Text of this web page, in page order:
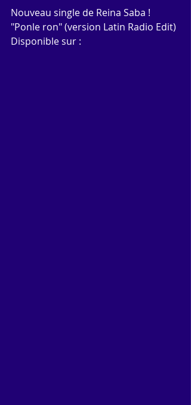
Nouveau single de Reina Saba !
"Ponle ron" (version Latin Radio Edit)
Disponible sur :